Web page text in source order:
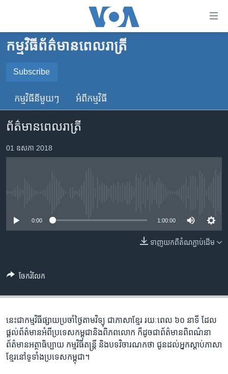
គេហទំព័រ​
ទាក់ទង
រំលង​
ទំព័រ​
ព័ត៌មាន​​
តែ​
ម្តង
រចនា
ចូល​
ស្វែង​
កម្ពុជា
អន្តរជាតិ
ចិន
ហេឡូវីអូអេ
កម្ពុជាច្នៃប្រតិដ្ឋ
កម្មវិធីទាំងអស់
បណ្តាញ​សង្គម
ភាសា
កម្មវិធី​ព័ត៌មាន​ពេលរាត្រី
Subscribe
SUBSCRIBE
YouTube Music
កម្មវិធី​នីមួយៗ អំពី​កម្មវិធី​
ព័ត៌មានពេលរាត្រី
01 ឧសភា 2018
0:00 1:00:00
ទាញ​យក​ពី​តំណភ្ជាប់​ដើម
ចែករំលែក
នេះ​ជា​កម្ម​វិធី​ផ្សាយ​ប្រចាំ​ថ្ងៃ​តាម​វិទ្យុ ​ជាភាសា​ខ្មែរ​ រយៈ​ពេល​ ៦០​ នាទី ដែល​
ផ្តល់​ព័ត៌មាន​អំពី​ប្រទេស​កម្ពុជា​និង​ពិភព​លោក ​ក៏ដូច​ជា​ព័ត៌មាន​ពិពណ៌នា
ព័ត៌មាន​អត្ថាធិប្បាយ​ កម្ម​វិធី​តន្ត្រី ​និង​បទ​វិចារណកថា​ ជូន​ដល់​អ្នក​ស្តាប់​ភាសា​
ខ្មែរ​នៅ​ទូទាំង​ប្រទេស​កម្ពុជា។